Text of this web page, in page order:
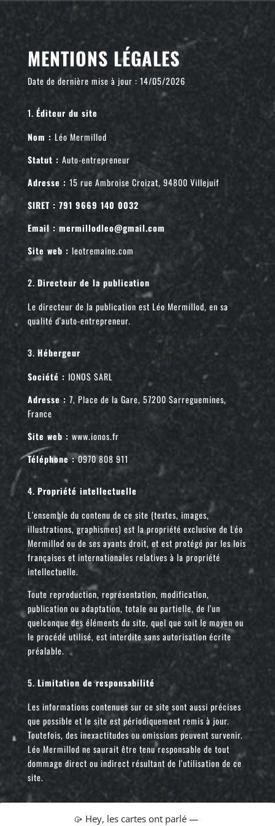
🥠 Hey, les cartes ont parlé —
MENTIONS LÉGALES
Date de dernière mise à jour : 14/05/2026
Éditeur du site
Nom : Léo Mermillod
Statut : Auto-entrepreneur
Adresse : 15 rue Ambroise Croizat, 94800 Villejuif
SIRET : 791 9669 140 0032
Email : mermillodleo@gmail.com
Site web : leotremaine.com
Directeur de la publication
Le directeur de la publication est Léo Mermillod, en sa
qualité d'auto-entrepreneur.
Hébergeur
Société : IONOS SARL
Adresse : 7, Place de la Gare, 57200 Sarreguemines,
France
Site web : www.ionos.fr
Téléphone :0970 808 911
Propriété intellectuelle
L'ensemble du contenu de ce site (textes, images,
illustrations, graphismes) est la propriété exclusive de Léo
Mermillod ou de ses ayants droit, et est protégé par les lois
françaises et internationales relatives à la propriété
intellectuelle.
Toute reproduction, représentation, modification,
publication ou adaptation, totale ou partielle, de l'un
quelconque des éléments du site, quel que soit le moyen ou
le procédé utilisé, est interdite sans autorisation écrite
préalable.
Limitation de responsabilité
Les informations contenues sur ce site sont aussi précises
que possible et le site est périodiquement remis à jour.
Toutefois, des inexactitudes ou omissions peuvent survenir.
Léo Mermillod ne saurait être tenu responsable de tout
dommage direct ou indirect résultant de l'utilisation de ce
site.